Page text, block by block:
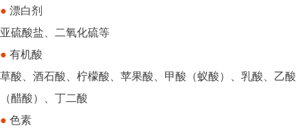
● 漂白剂
亚硫酸盐、二氧化硫等
● 有机酸
草酸、酒石酸、柠檬酸、苹果酸、甲酸（蚁酸）、乳酸、乙酸
（醋酸）、丁二酸
● 色素